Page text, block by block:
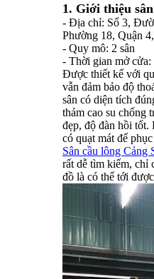
1. Giới thiệu
- Địa chỉ: Số 3,
Phường 18, Quận
- Quy mô: 2 sân
- Thời gian mở cửa:
Được thiết kế với
vẫn đảm bảo độ
sân có diện tích
thảm cao su chống
đẹp, độ đàn hồi
có quạt mát để
Sân cầu lông Cảng
rất dễ tìm kiếm, chỉ
đồ là có thể tới